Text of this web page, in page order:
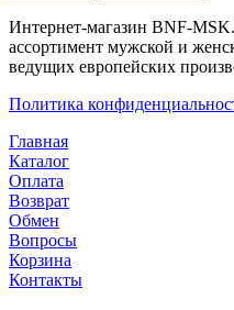
Интернет-магазин BNF-
ассортимент мужской и
ведущих европейских
Политика
Главная
Каталог
Оплата
Возврат
Обмен
Вопросы
Корзина
Контакты